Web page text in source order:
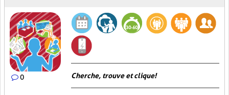
0 Cherche, trouve et clique !